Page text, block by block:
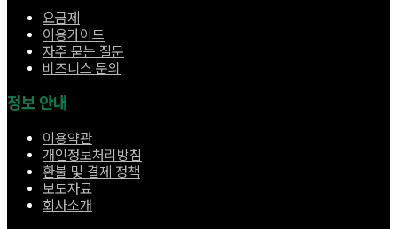
요금제
이용가이드
자주 묻는 질문
비즈니스 문의
정보 안내
이용약관
개인정보처리방침
환불 및 결제 정책
보도자료
회사소개